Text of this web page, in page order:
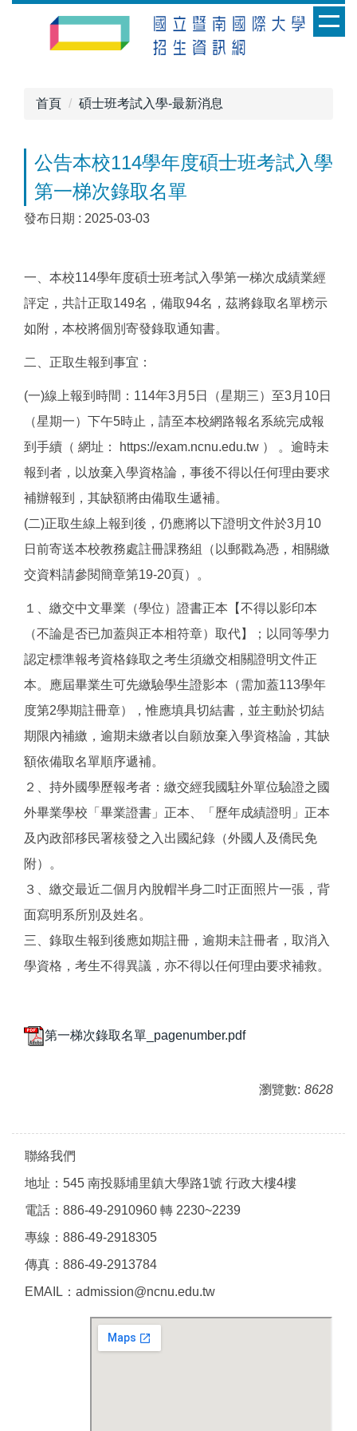
首頁 碩士班考試入學-最新消息
公告本校114學年度碩士班考試入學
第一梯次錄取名單
發布日期 : 2025-03-03
一、本校114學年度碩士班考試入學第一梯次成績業經
評定，共計正取149名，備取94名，茲將錄取名單榜示
如附，本校將個別寄發錄取通知書。
二、正取生報到事宜：
(一)線上報到時間：114年3月5日（星期三）至3月10日
（星期一）下午5時止，請至本校網路報名系統完成報
到手續（ 網址： https://exam.ncnu.edu.tw ） 。逾時未
報到者，以放棄入學資格論，事後不得以任何理由要求
補辦報到，其缺額將由備取生遞補。
(二)正取生線上報到後，仍應將以下證明文件於3月10
日前寄送本校教務處註冊課務組（以郵戳為憑，相關繳
交資料請參閱簡章第19-20頁）。
１、繳交中文畢業（學位）證書正本【不得以影印本
（不論是否已加蓋與正本相符章）取代】；以同等學力
認定標準報考資格錄取之考生須繳交相關證明文件正
本。應屆畢業生可先繳驗學生證影本（需加蓋113學年
度第2學期註冊章），惟應填具切結書，並主動於切結
期限內補繳，逾期未繳者以自願放棄入學資格論，其缺
額依備取名單順序遞補。
２、持外國學歷報考者：繳交經我國駐外單位驗證之國
外畢業學校「畢業證書」正本、「歷年成績證明」正本
及內政部移民署核發之入出國紀錄（外國人及僑民免
附）。
３、繳交最近二個月內脫帽半身二吋正面照片一張，背
面寫明系所別及姓名。
三、錄取生報到後應如期註冊，逾期未註冊者，取消入
學資格，考生不得異議，亦不得以任何理由要求補救。
第一梯次錄取名單_pagenumber.pdf
瀏覽數: 8628
聯絡我們
地址：545 南投縣埔里鎮大學路1號 行政大樓4樓
電話：886-49-2910960 轉 2230~2239
專線：886-49-2918305
傳真：886-49-2913784
EMAIL：admission@ncnu.edu.tw